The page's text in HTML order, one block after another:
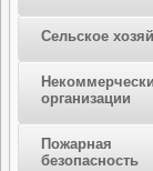
Сельское
организации
Пожарная
безопасность